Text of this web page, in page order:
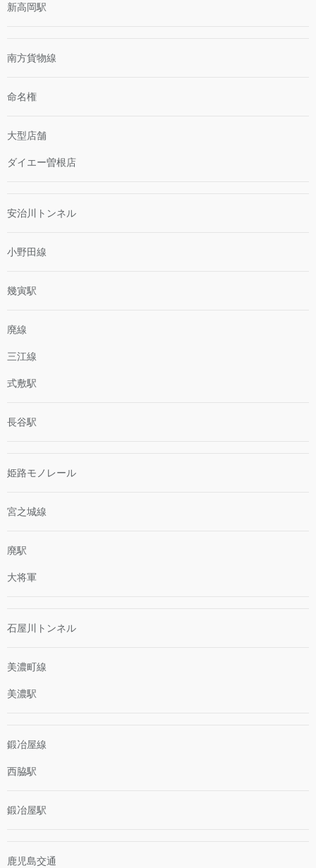
新高岡駅
南方貨物線
命名権
大型店舗
ダイエー曽根店
安治川トンネル
小野田線
幾寅駅
廃線
三江線
式敷駅
長谷駅
姫路モノレール
宮之城線
廃駅
大将軍
石屋川トンネル
美濃町線
美濃駅
鍛冶屋線
西脇駅
鍛冶屋駅
鹿児島交通